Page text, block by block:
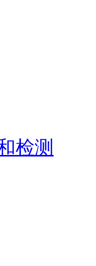
检测